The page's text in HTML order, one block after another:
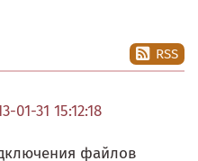
RSS
01-31 15:12:18
файлов